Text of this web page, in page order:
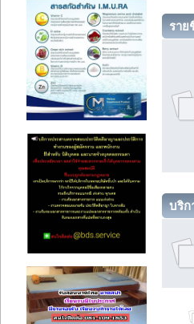
ราย
บริก